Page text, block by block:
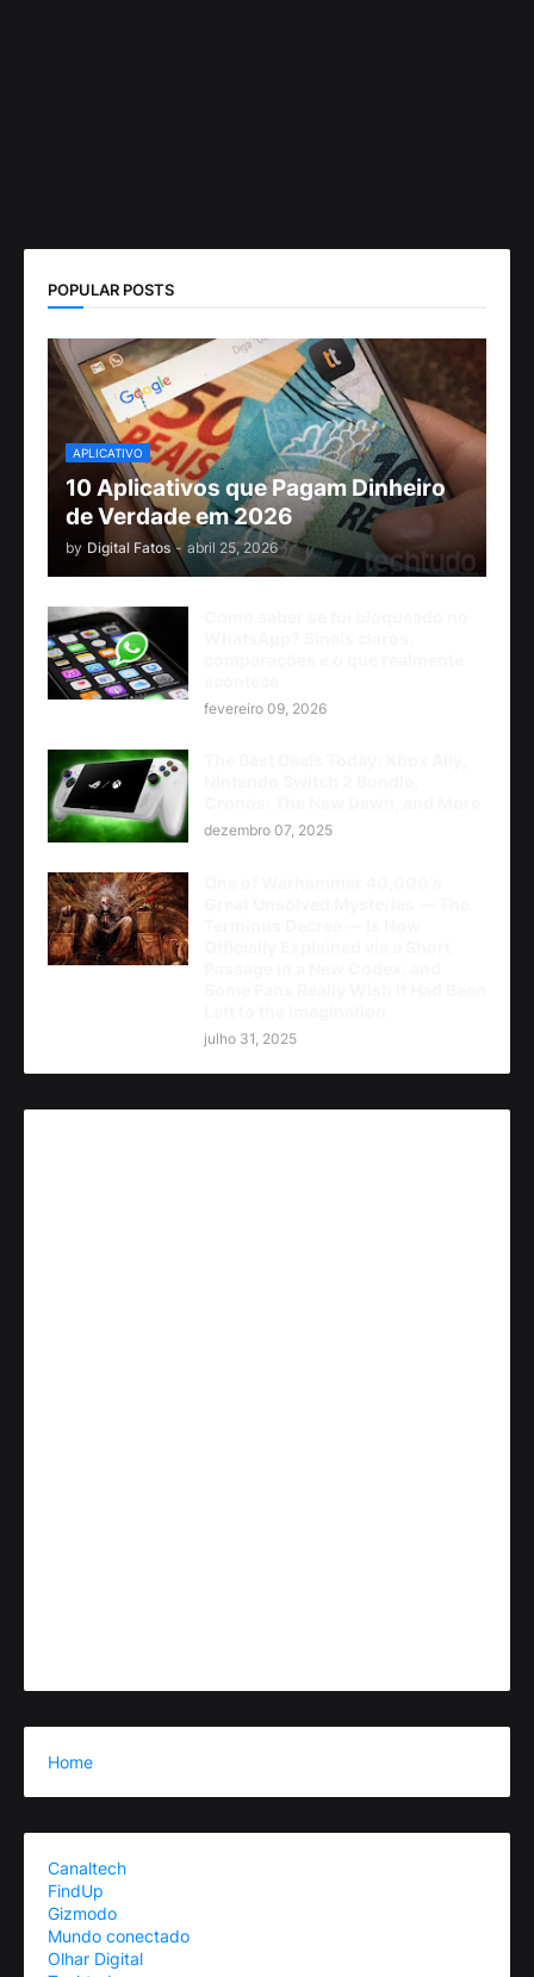
POPULAR POSTS
APLICATIVO
10 Aplicativos que Pagam Dinheiro
de Verdade em 2026
by Digital Fatos - abril 25, 2026
fevereiro 09, 2026
dezembro 07, 2025
julho 31, 2025
Home
Canaltech
FindUp
Gizmodo
Mundo conectado
Olhar Digital